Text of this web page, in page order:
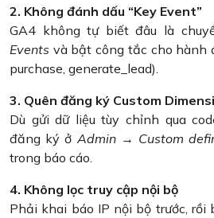
2. Không đánh dấu “Key Event”
GA4 không tự biết đâu là
Events và bật công tắc cho hành
purchase, generate_lead).
3. Quên đăng ký Custom
Dù gửi dữ liệu tùy chỉnh qua
đăng ký ở Admin → Custom
trong báo cáo.
4. Không lọc truy cập nội bộ
Phải khai báo IP nội bộ trước, rồi